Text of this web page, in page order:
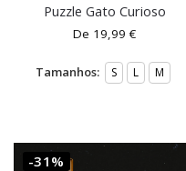
Puzzle Gato Curioso
De 19,99€
Tamanhos: S L M
-31%